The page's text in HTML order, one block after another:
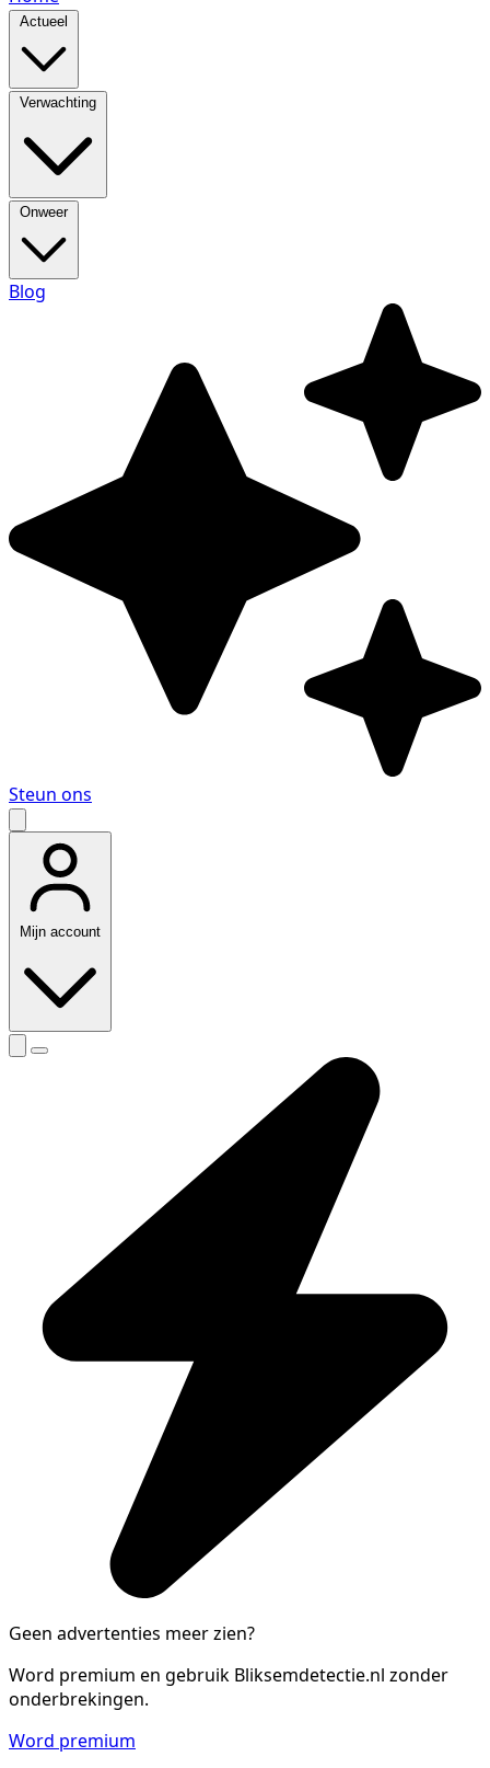
Actueel
Verwachting
Onweer
Blog
Steun ons
Mijn account
Geen advertenties meer zien?
Word premium en gebruik Bliksemdetectie.nl zonder
onderbrekingen.
Word premium